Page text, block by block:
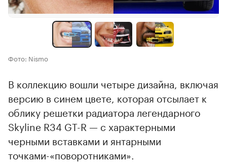
Фото: Nismo
В коллекцию вошли четыре дизайна, включая
версию в синем цвете, которая отсылает к
облику решетки радиатора легендарного
Skyline R34 GT-R — с характерными
черными вставками и янтарными
точками-«поворотниками».